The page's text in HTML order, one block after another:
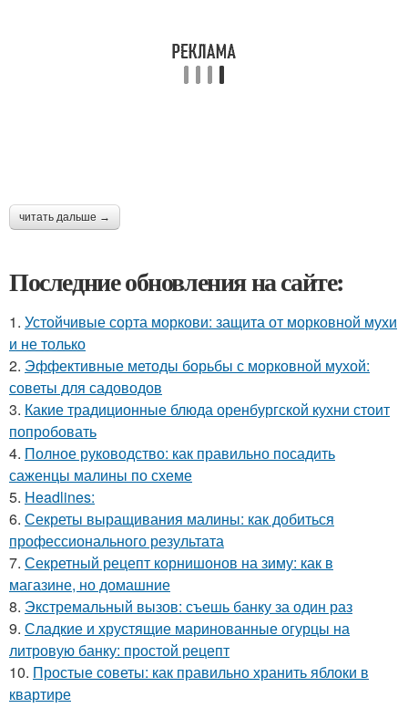
читать дальше →
Последние обновления на сайте:
1. Устойчивые сорта моркови: защита от морковной мухи
и не только
2. Эффективные методы борьбы с морковной мухой:
советы для садоводов
3. Какие традиционные блюда оренбургской кухни стоит
попробовать
4. Полное руководство: как правильно посадить
саженцы малины по схеме
5. Headlines:
6. Секреты выращивания малины: как добиться
профессионального результата
7. Секретный рецепт корнишонов на зиму: как в
магазине, но домашние
8. Экстремальный вызов: съешь банку за один раз
9. Сладкие и хрустящие маринованные огурцы на
литровую банку: простой рецепт
10. Простые советы: как правильно хранить яблоки в
квартире